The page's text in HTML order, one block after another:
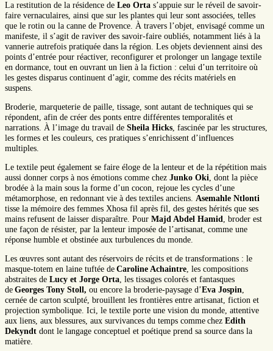
La restitution de la résidence de Leo Orta s’appuie sur le réveil de savoir-
faire vernaculaires, ainsi que sur les plantes qui leur sont associées, telles
que le rotin ou la canne de Provence. À travers l’objet, envisagé comme un
manifeste, il s’agit de raviver des savoir-faire oubliés, notamment liés à la
vannerie autrefois pratiquée dans la région. Les objets deviennent ainsi des
points d’entrée pour réactiver, reconfigurer et prolonger un langage textile
en dormance, tout en ouvrant un lien à la fiction : celui d’un territoire où
les gestes disparus continuent d’agir, comme des récits matériels en
suspens.
Broderie, marqueterie de paille, tissage, sont autant de techniques qui se
répondent, afin de créer des ponts entre différentes temporalités et
narrations. À l’image du travail de Sheila Hicks, fascinée par les structures,
les formes et les couleurs, ces pratiques s’enrichissent d’influences
multiples.
Le textile peut également se faire éloge de la lenteur et de la répétition mais
aussi donner corps à nos émotions comme chez Junko Oki dont la pièce
brodée à la main sous la forme d’un cocon, rejoue les cycles d’une
métamorphose, en redonnant vie à des textiles anciens. Asemahle Ntlonti
tisse la mémoire des femmes Xhosa fil après fil, des gestes hérités que ses
mains refusent de laisser disparaître. Pour Majd Abdel Hamid
, broder est
une façon de résister, par la lenteur imposée de l’artisanat, comme une
réponse humble et obstinée aux turbulences du monde.
Les œuvres sont autant des réservoirs de récits et de transformations : le
masque-totem en laine tuftée de Caroline Achaintre , les compositions
abstraites de Lucy et Jorge Orta , les tissages colorés et fantasques
de Georges Tony Stoll, ou encore la broderie-paysage d’Eva Jospin
cernée de carton sculpté, brouillent les frontières entre artisanat, fiction et
projection symbolique. Ici, le textile porte une vision du monde, attentive
aux liens, aux blessures, aux survivances du temps comme chez Edith
Dekyndt dont le langage conceptuel et poétique prend sa source dans la
matière.